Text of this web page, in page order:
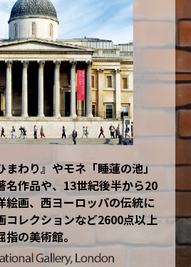
まわり』やモネ「睡蓮の池」
名作品や、13世紀後半から20
絵画、西ヨーロッパの伝統に
コレクションなど2600点以上
の美術館。